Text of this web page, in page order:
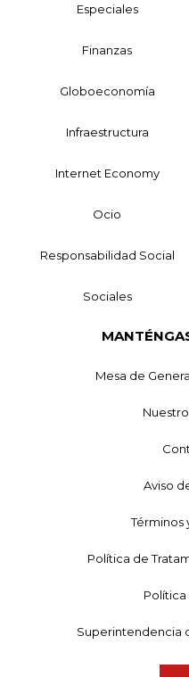
Especiales
Finanzas
Globoeconomía
Infraestructura
Internet Economy
Ocio
Responsabilidad Social
Sociales
Mesa de
Aviso
Términos
Política de
Superintendencia